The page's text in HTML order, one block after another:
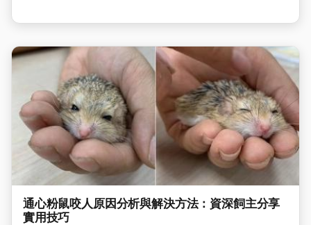
通心粉鼠咬人原因分析與解決方法：資深飼主分享
實用技巧